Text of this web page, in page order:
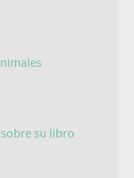
su libro